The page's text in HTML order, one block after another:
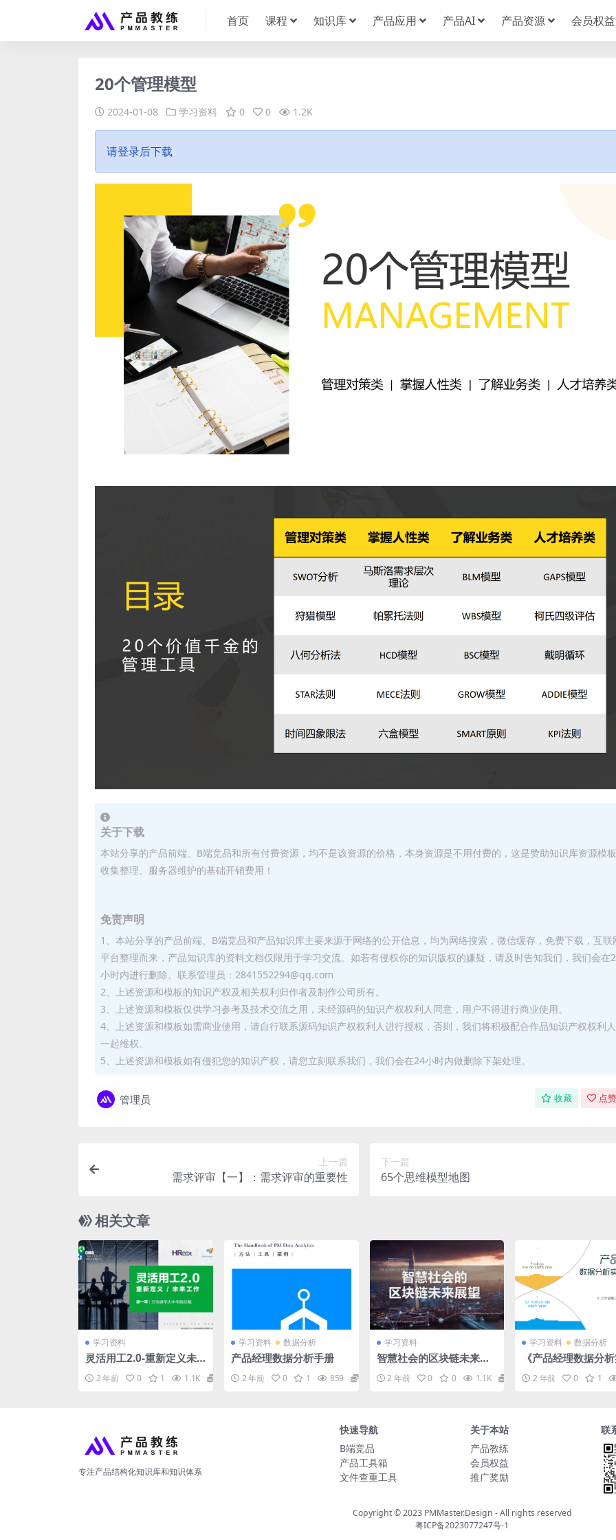
首页 课程 知识库 产品应用 产品AI 产品资源 会员权益
20个管理模型
2024-01-08 学习资料 0 0 1.2K
请登录后下载
关于下载
本站分享的产品前端、B端竞品和所有付费资源，均不是该资源的价格，本身资源是不用付费的，这是赞助知识库资源模
收集整理、服务器维护的基础开销费用！
免责声明
1、本站分享的产品前端、B端竞品和产品知识库主要来源于网络的公开信息，均为网络搜索，微信缓存，免费下载，互联
平台整理而来，产品知识库的资料文档仅限用于学习交流。如若有侵权你的知识版权的嫌疑，请及时告知我们，我们会在
小时内进行删除。联系管理员：2841552294@qq.com
2、上述资源和模板的知识产权及相关权利归作者及制作公司所有。
3、上述资源和模板仅供学习参考及技术交流之用，未经源码的知识产权权利人同意，用户不得进行商业使用。
4、上述资源和模板如需商业使用，请自行联系源码知识产权权利人进行授权，否则，我们将积极配合作品知识产权权利人
一起维权。
5、上述资源和模板如有侵犯您的知识产权，请您立刻联系我们，我们会在24小时内做删除下架处理。
管理员 收藏 点
上一篇
需求评审【一】：需求评审的重要性
下一篇
65个思维模型地图
相关文章
学习资料
灵活用工2.0-重新定义未
2 年前 0 1 1.1K
学习资料 数据分析
产品经理数据分析手册
2 年前 0 1 859
学习资料
智慧社会的区块链未来展
2 年前 0 0 1.1K
学习资料 数据分析
《产品经理数据分
2 年前 0 1
专注产品结构化知识库和知识体系
快速导航
B端竞品
产品工具箱
文件查重工具
关于本站
产品教练
会员权益
推广奖励
联
Copyright © 2023 PMMaster.Design - All rights reserved
粤ICP备2023077247号-1